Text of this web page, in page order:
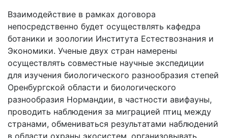
Взаимодействие в рамках договора
непосредственно будет осуществлять кафедра
ботаники и зоологии Института Естествознания и
Экономики. Ученые двух стран намерены
осуществлять совместные научные экспедиции
для изучения биологического разнообразия степей
Оренбургской области и биологического
разнообразия Нормандии, в частности авифауны,
проводить наблюдения за миграцией птиц между
странами, обмениваться результатами наблюдений